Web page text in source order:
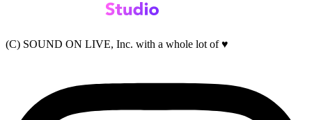
(C) SOUND ON LIVE, Inc. with a whole lot of ♥